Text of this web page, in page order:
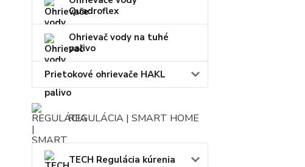
Quadroflex
Ohrievač vody na tuhé
palivo
Prietokové ohrievače HAKL
REGULÁCIA | SMART HOME
TECH Regulácia kúrenia